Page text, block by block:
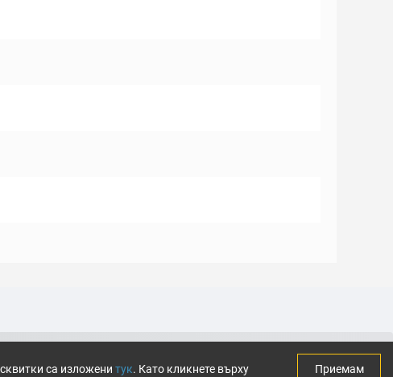
са изложени тук. Като кликнете върху Приемам